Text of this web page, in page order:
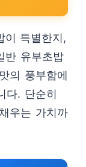
이 특별한지,
반 유부초밥
의 풍부함에
다. 단순히
우는 가치까